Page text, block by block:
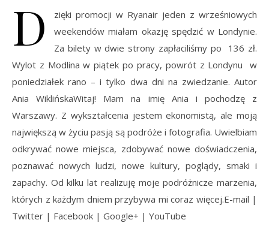
D
zięki promocji w Ryanair jeden z wrześniowych
weekendów miałam okazję spędzić w Londynie.
Za bilety w dwie strony zapłaciliśmy po 136 zł.
Wylot z Modlina w piątek po pracy, powrót z Londynu w
poniedziałek rano – i tylko dwa dni na zwiedzanie. Autor
Ania WiklińskaWitaj! Mam na imię Ania i pochodzę z
Warszawy. Z wykształcenia jestem ekonomistą, ale moją
największą w życiu pasją są podróże i fotografia. Uwielbiam
odkrywać nowe miejsca, zdobywać nowe doświadczenia,
poznawać nowych ludzi, nowe kultury, poglądy, smaki i
zapachy. Od kilku lat realizuję moje podróżnicze marzenia,
których z każdym dniem przybywa mi coraz więcej.E-mail |
Twitter | Facebook | Google+ | YouTube